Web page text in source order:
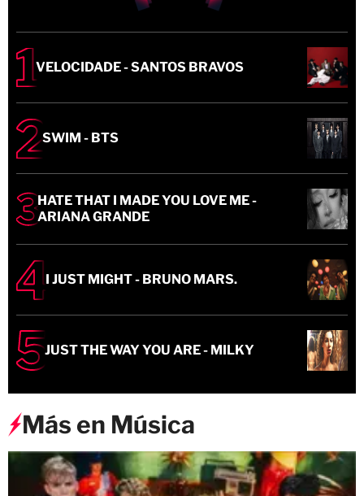
VELOCIDADE - SANTOS BRAVOS
SWIM - BTS
HATE THAT I MADE YOU LOVE ME -
ARIANA GRANDE
I JUST MIGHT - BRUNO MARS.
JUST THE WAY YOU ARE - MILKY
Más en Música